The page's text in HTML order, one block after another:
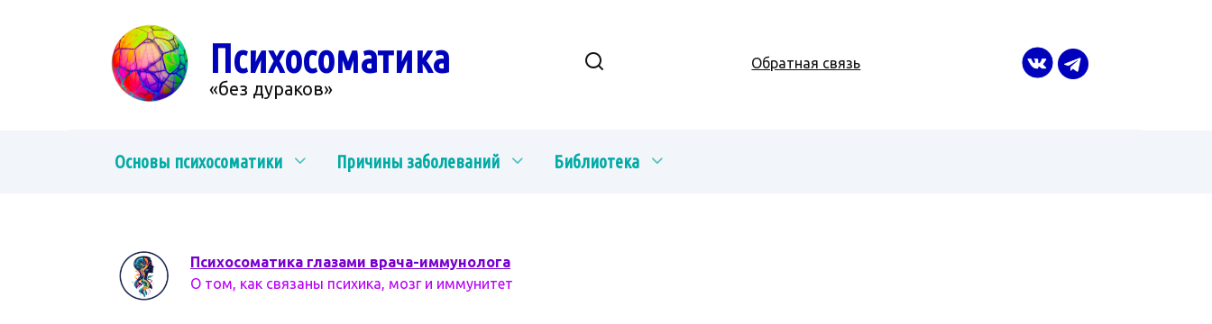
Психосоматика
«без дураков»
Обратная связь
Основы психосоматики Причины заболеваний Библиотека
Психосоматика глазами врача-иммунолога
О том, как связаны психика, мозг и иммунитет